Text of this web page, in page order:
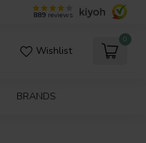
889 reviews
Wishlist
0
BRANDS